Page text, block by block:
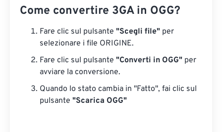
Come convertire 3GA in OGG?
Fare clic sul pulsante "Scegli file" per
selezionare i file ORIGINE.
Fare clic sul pulsante "Converti in OGG" per
avviare la conversione.
Quando lo stato cambia in "Fatto", fai clic sul
pulsante "Scarica OGG"